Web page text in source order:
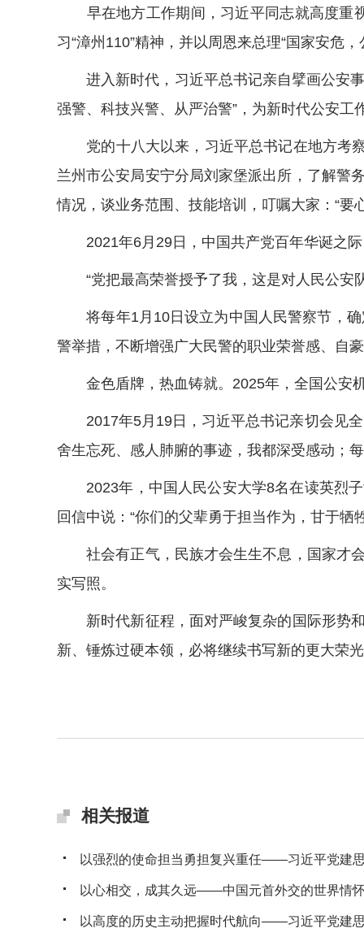
早在地方工作期间，习近平同志就高度重视
习“漳州110”精神，并以周恩来总理“国家安危
进入新时代，习近平总书记亲自擘画公安事
强警、科技兴警、从严治警”，为新时代公安工
党的十八大以来，习近平总书记在地方考察
兰州市公安局安宁分局刘家堡派出所，了解警
情况，谈业务范围、技能培训，叮嘱大家：“
2021年6月29日，中国共产党百年华诞之际
“党把最高荣誉授予了我，这是对人民公安队
将每年1月10日设立为中国人民警察节，确
警举措，不断增强广大民警的职业荣誉感、自
金色盾牌，热血铸就。2025年，全国公安机
2017年5月19日，习近平总书记亲切会见全
舍生忘死、感人肺腑的事迹，我都深受感动；
2023年，中国人民公安大学8名在读英烈子
回信中说：“你们的父辈勇于担当作为，甘于
社会有正气，民族才会生生不息，国家才会
实写照。
新时代新征程，面对严峻复杂的国际形势和
新、锤炼过硬本领，必将继续书写新的更大荣
相关报道
以强烈的使命担当勇担复兴重任——习近平党建
以心相交，成其久远——中国元首外交的世界情
以高度的历史主动把握时代航向——习近平党建